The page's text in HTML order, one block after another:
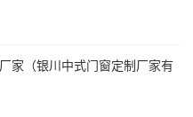
家（银川中式门窗定制厂家有